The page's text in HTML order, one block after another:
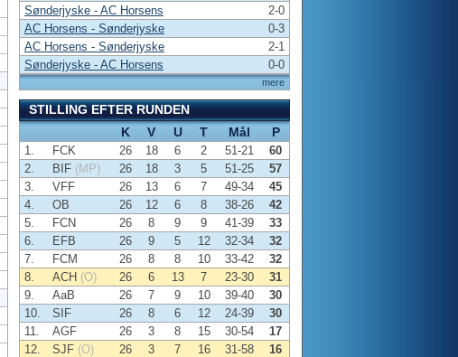
mere
Sønderjyske - AC Horsens
2-0
AC Horsens - Sønderjyske
0-3
AC Horsens - Sønderjyske
2-1
Sønderjyske - AC Horsens
0-0
STILLING EFTER RUNDEN
K
V U T Mål P
1. FCK 26 18 6 2 51-21
60
2.
BIF (MP) 26 18 3 5 51-25
57
3.
VFF 26 13 6 7 49-34
45
4.
OB 26 12 6 8 38-26
42
5.
FCN 26 8 9 9 41-39
33
6.
EFB 26 9 5 12 32-34
32
7.
FCM 26 8 8 10 33-42
32
8.
ACH (O) 26 6 13 7 23-30
31
9.
AaB 26 7 9 10 39-40
30
10.
SIF 26 8 6 12 24-39
30
11.
AGF 26 3 8 15 30-54
17
12.
SJF (O) 26 3 7 16 31-58 16